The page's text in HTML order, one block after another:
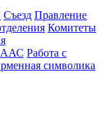
Съезд Правление
Комитеты
ААС Работа с
символика